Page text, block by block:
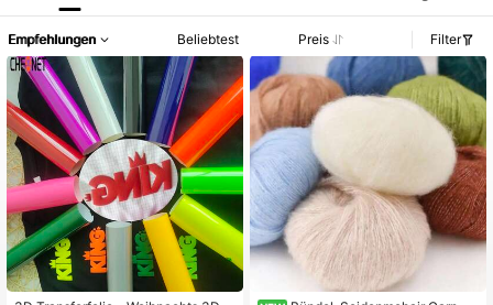
Empfehlungen Beliebtest Preis Filter